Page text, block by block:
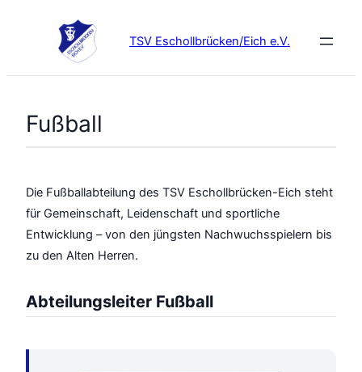
TSV Eschollbrücken/Eich e.V.
Fußball
Die Fußballabteilung des TSV Eschollbrücken-Eich steht
für Gemeinschaft, Leidenschaft und sportliche
Entwicklung – von den jüngsten Nachwuchsspielern bis
zu den Alten Herren.
Abteilungsleiter Fußball